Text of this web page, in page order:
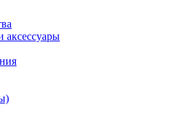
аксессуары